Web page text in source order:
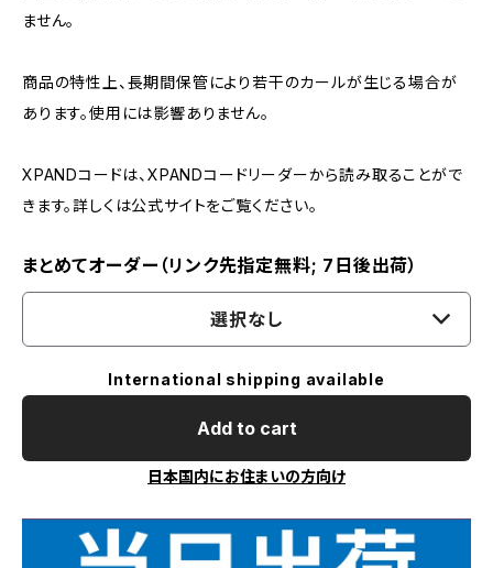
ません。
商品の特性上、長期間保管により若干のカールが生じる場合が
あります。使用には影響ありません。
XPANDコードは、XPANDコードリーダーから読み取ることがで
きます。詳しくは公式サイトをご覧ください。
まとめてオーダー（リンク先指定無料; 7日後出荷）
選択なし
International shipping available
Add to cart
日本国内にお住まいの方向け